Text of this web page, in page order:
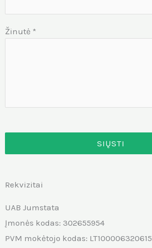
Žinutė *
SIŲSTI
Rekvizitai
UAB Jumstata
Įmonės kodas: 302655954
PVM mokėtojo kodas: LT100006320615